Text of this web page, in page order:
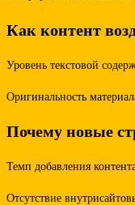
Как контент
Уровень текстовой
Оригинальность
Почему новые
Темп добавления
Отсутствие